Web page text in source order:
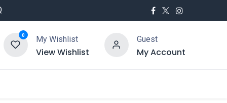
0 My Wishlist
View Wishlist
Guest
My Account